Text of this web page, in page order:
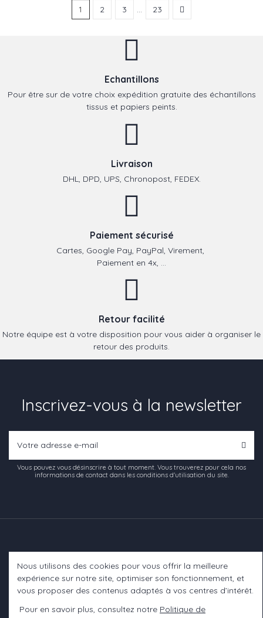
1 2 3 … 23
Echantillons
Pour être sur de votre choix expédition gratuite des échantillons
tissus et papiers peints.
Livraison
DHL, DPD, UPS, Chronopost, FEDEX.
Paiement sécurisé
Cartes, Google Pay, PayPal, Virement,
Paiement en 4x, ...
Retour facilité
Notre équipe est à votre disposition pour vous aider à organiser le
retour des produits.
Inscrivez-vous à la newsletter
Vous pouvez vous désinscrire à tout moment. Vous trouverez pour cela nos
informations de contact dans les conditions d'utilisation du site.
Informations
Nous utilisons des cookies pour vous offrir la meilleure
expérience sur notre site, optimiser son fonctionnement, et
vous proposer des contenus adaptés à vos centres d’intérêt.
Pour en savoir plus, consultez notre Politique de